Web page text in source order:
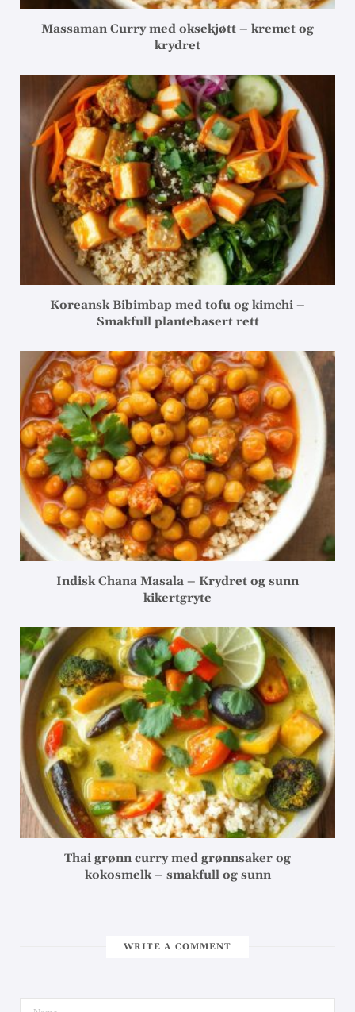
Massaman Curry med oksekjøtt – kremet og
krydret
Koreansk Bibimbap med tofu og kimchi –
Smakfull plantebasert rett
Indisk Chana Masala – Krydret og sunn
kikertgryte
Thai grønn curry med grønnsaker og
kokosmelk – smakfull og sunn
WRITE A COMMENT